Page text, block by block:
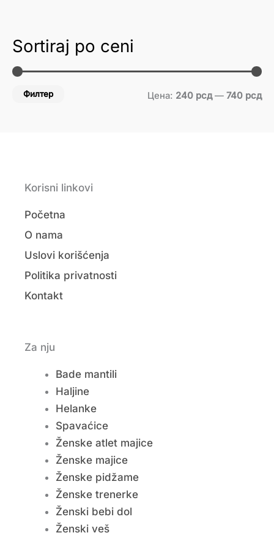
Sortiraj po ceni
Филтер Цена: 240 рсд— 740 рсд
Korisni linkovi
Početna
O nama
Uslovi korišćenja
Politika privatnosti
Kontakt
Za nju
Bade mantili
Haljine
Helanke
Spavaćice
Ženske atlet majice
Ženske majice
Ženske pidžame
Ženske trenerke
Ženski bebi dol
Ženski veš